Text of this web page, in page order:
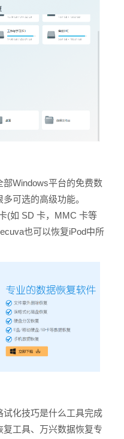
Windows平台的免费数
可选的高级功能。
(如 SD 卡，MMC 卡等
也可以恢复iPod中所
化技巧是什么工具完成
工具、万兴数据恢复专